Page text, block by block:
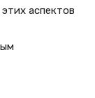
аспектов